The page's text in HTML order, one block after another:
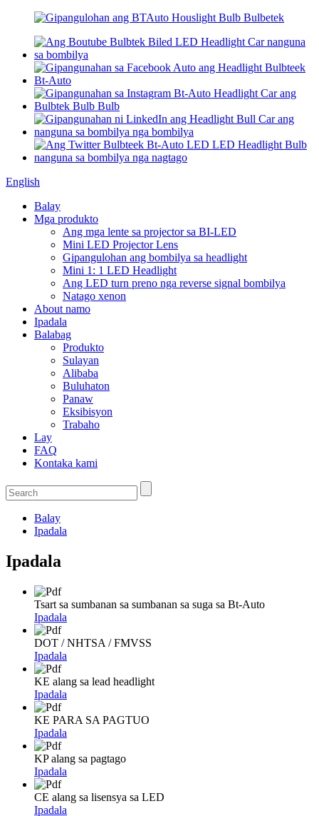
English
Balay
Mga produkto
Ang mga lente sa projector sa BI-LED
Mini LED Projector Lens
Gipangulohan ang bombilya sa headlight
Mini 1: 1 LED Headlight
Ang LED turn preno nga reverse signal bombilya
Natago xenon
About namo
Ipadala
Balabag
Produkto
Sulayan
Alibaba
Buluhaton
Panaw
Eksibisyon
Trabaho
Lay
FAQ
Kontaka kami
Balay
Ipadala
Ipadala
Tsart sa sumbanan sa sumbanan sa suga sa Bt-Auto
Ipadala
DOT / NHTSA / FMVSS
Ipadala
KE alang sa lead headlight
Ipadala
KE PARA SA PAGTUO
Ipadala
KP alang sa pagtago
Ipadala
CE alang sa lisensya sa LED
Ipadala